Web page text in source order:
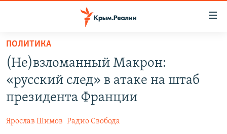
Вернуться
основному
содержанию
Вернутся
главной
навигации
НОВОСТИ
СПЕЦПРОЕКТЫ
11 ЛЕТ ОККУПАЦИИ КРЫМА. 11 ИСТОРИЙ СОПРОТИВЛЕНИЯ
ВОДА
ЕЩЕ
ПОЛИТИКА
(Не)взломанный Макрон:
«русский след» в атаке на штаб
президента Франции
Ярослав Шимов Радио Свобода